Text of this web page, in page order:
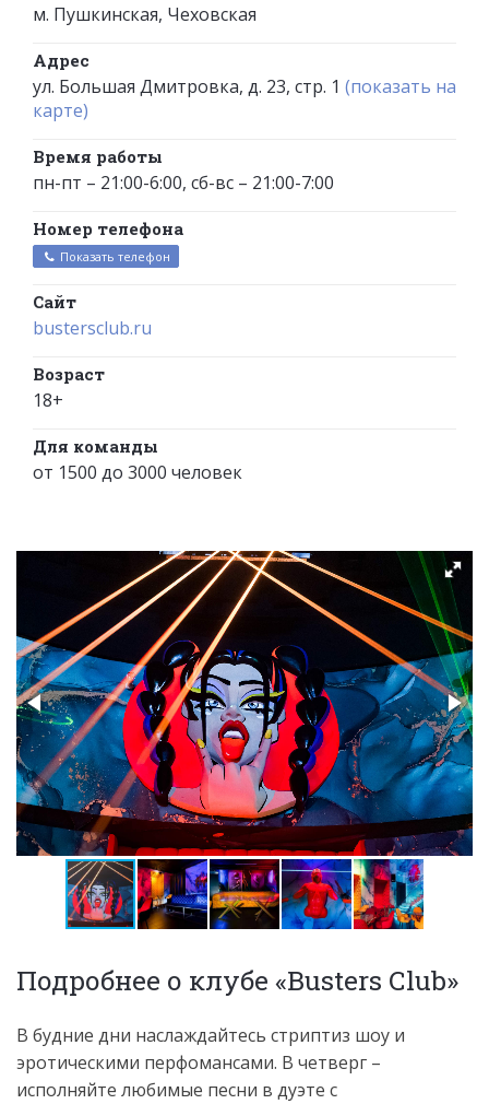
м. Пушкинская, Чеховская
Адрес
ул. Большая Дмитровка, д. 23, стр. 1 (показать на
карте)
Время работы
пн-пт – 21:00-6:00, сб-вс – 21:00-7:00
Номер телефона
Показать телефон
Сайт
bustersclub.ru
Возраст
18+
Для команды
от 1500 до 3000 человек
Подробнее о клубе «Busters Сlub»
В будние дни наслаждайтесь стриптиз шоу и
эротическими перфомансами. В четверг –
исполняйте любимые песни в дуэте с